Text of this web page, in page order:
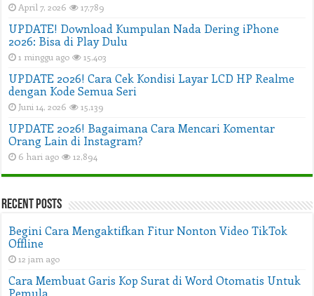
April 7, 2026 17,789
UPDATE! Download Kumpulan Nada Dering iPhone
2026: Bisa di Play Dulu
1 minggu ago 15,403
UPDATE 2026! Cara Cek Kondisi Layar LCD HP Realme
dengan Kode Semua Seri
Juni 14, 2026 15,139
UPDATE 2026! Bagaimana Cara Mencari Komentar
Orang Lain di Instagram?
6 hari ago 12,894
Recent Posts
Begini Cara Mengaktifkan Fitur Nonton Video TikTok
Offline
12 jam ago
Cara Membuat Garis Kop Surat di Word Otomatis Untuk
Pemula